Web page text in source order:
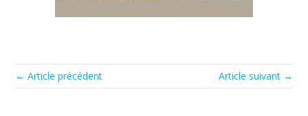
← Article précédent Article suivant →